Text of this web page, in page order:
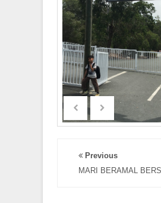
Previous
MARI BERAMAL